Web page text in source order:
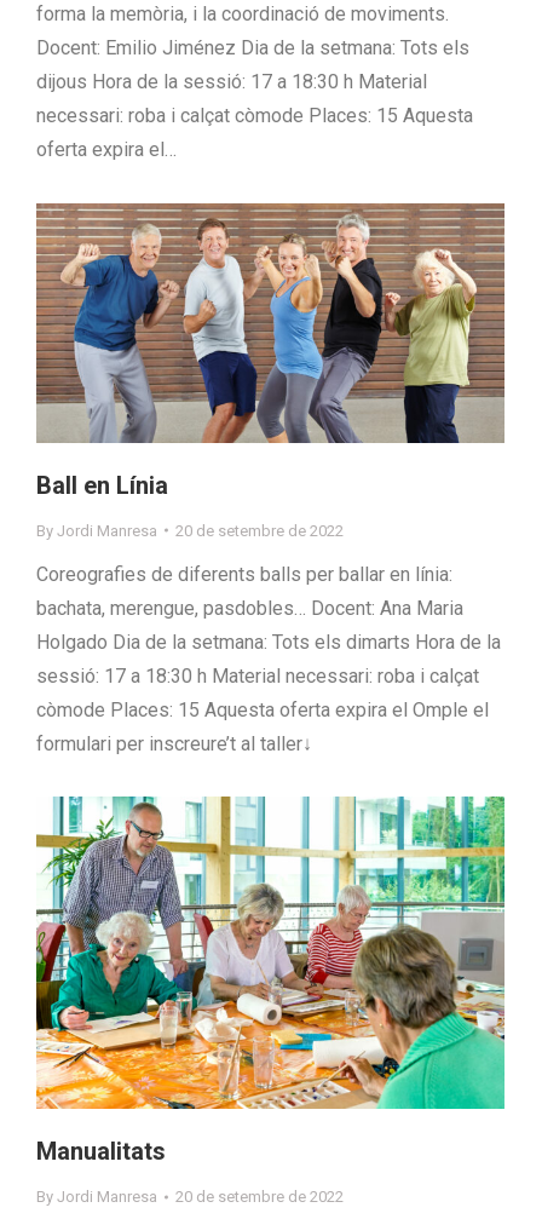
forma la memòria, i la coordinació de moviments.
Docent: Emilio Jiménez Dia de la setmana: Tots els
dijous Hora de la sessió: 17 a 18:30 h Material
necessari: roba i calçat còmode Places: 15 Aquesta
oferta expira el…
Ball en Línia
By Jordi Manresa 20 de setembre de 2022
Coreografies de diferents balls per ballar en línia:
bachata, merengue, pasdobles… Docent: Ana Maria
Holgado Dia de la setmana: Tots els dimarts Hora de la
sessió: 17 a 18:30 h Material necessari: roba i calçat
còmode Places: 15 Aquesta oferta expira el Omple el
formulari per inscreure’t al taller↓
Manualitats
By Jordi Manresa 20 de setembre de 2022